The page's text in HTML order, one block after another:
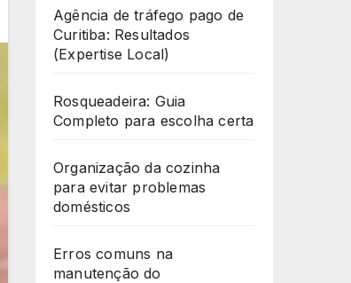
Agência de tráfego pago de
Curitiba: Resultados
(Expertise Local)
Rosqueadeira: Guia
Completo para escolha certa
Organização da cozinha
para evitar problemas
domésticos
Erros comuns na
manutenção do